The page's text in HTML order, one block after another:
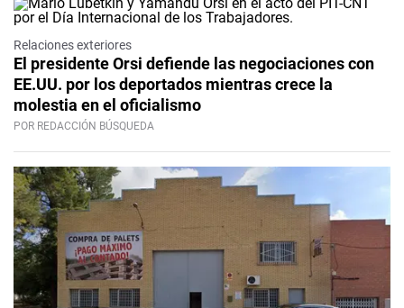
Relaciones exteriores
El presidente Orsi defiende las negociaciones con
EE.UU. por los deportados mientras crece la
molestia en el oficialismo
POR REDACCIÓN BÚSQUEDA